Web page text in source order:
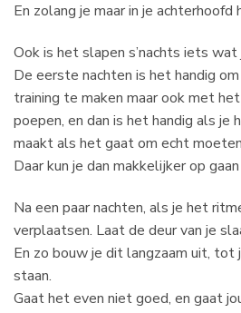
En zolang je maar in je
Ook is het slapen s’nachts iets
De eerste nachten is het handig
training te maken maar ook met
poepen, en dan is het handig als
maakt als het gaat om echt
Daar kun je dan makkelijker op
Na een paar nachten, als je het
verplaatsen. Laat de deur van je
En zo bouw je dit langzaam uit,
staan.
Gaat het even niet goed, en gaat